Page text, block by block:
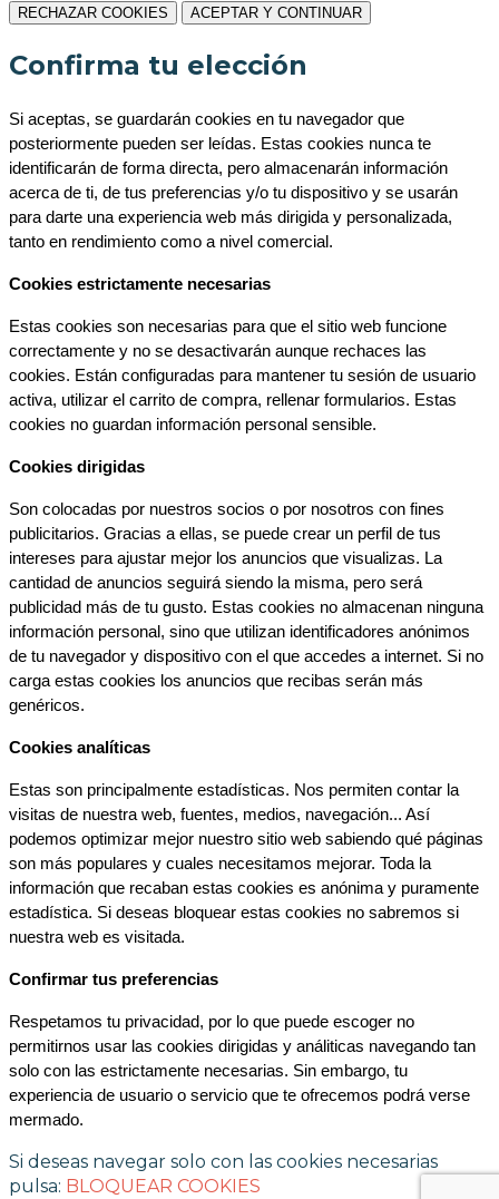
RECHAZAR COOKIES ACEPTAR Y CONTINUAR
Confirma tu elección
Si aceptas, se guardarán cookies en tu navegador que
posteriormente pueden ser leídas. Estas cookies nunca te
identificarán de forma directa, pero almacenarán información
acerca de ti, de tus preferencias y/o tu dispositivo y se usarán
para darte una experiencia web más dirigida y personalizada,
tanto en rendimiento como a nivel comercial.
Cookies estrictamente necesarias
Estas cookies son necesarias para que el sitio web funcione
correctamente y no se desactivarán aunque rechaces las
cookies. Están configuradas para mantener tu sesión de usuario
activa, utilizar el carrito de compra, rellenar formularios. Estas
cookies no guardan información personal sensible.
Cookies dirigidas
Son colocadas por nuestros socios o por nosotros con fines
publicitarios. Gracias a ellas, se puede crear un perfil de tus
intereses para ajustar mejor los anuncios que visualizas. La
cantidad de anuncios seguirá siendo la misma, pero será
publicidad más de tu gusto. Estas cookies no almacenan ninguna
información personal, sino que utilizan identificadores anónimos
de tu navegador y dispositivo con el que accedes a internet. Si no
carga estas cookies los anuncios que recibas serán más
genéricos.
Cookies analíticas
Estas son principalmente estadísticas. Nos permiten contar la
visitas de nuestra web, fuentes, medios, navegación... Así
podemos optimizar mejor nuestro sitio web sabiendo qué páginas
son más populares y cuales necesitamos mejorar. Toda la
información que recaban estas cookies es anónima y puramente
estadística. Si deseas bloquear estas cookies no sabremos si
nuestra web es visitada.
Confirmar tus preferencias
Respetamos tu privacidad, por lo que puede escoger no
permitirnos usar las cookies dirigidas y análiticas navegando tan
solo con las estrictamente necesarias. Sin embargo, tu
experiencia de usuario o servicio que te ofrecemos podrá verse
mermado.
Si deseas navegar solo con las cookies necesarias
pulsa: BLOQUEAR COOKIES